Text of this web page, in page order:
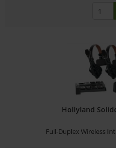
Hollyland
Full-Duplex Wireless